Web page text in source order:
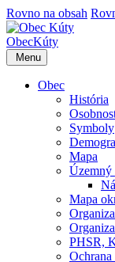
Rovno na obsah
ObecKúty
Menu
Obec
História
Symboly
Mapa
Územný
Mapa
PHSR,